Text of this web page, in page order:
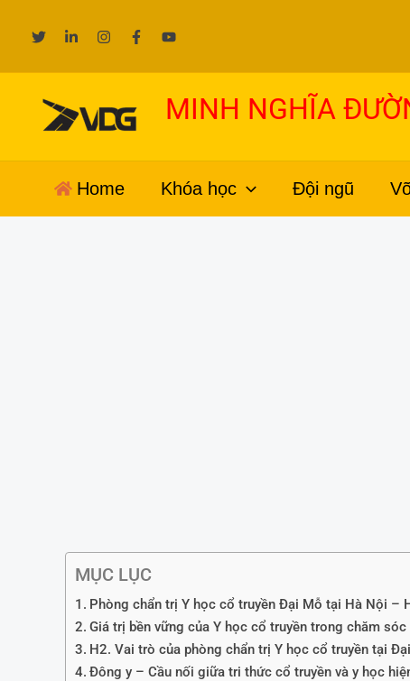
dung
MINH NGHĨA
Home Khóa học Đội ngũ
MỤC LỤC
Phòng chẩn trị Y học cổ truyền Đại Mỗ tại Hà Nội –
Giá trị bền vững của Y học cổ truyền trong chăm
H2. Vai trò của phòng chẩn trị Y học cổ truyền tại
Đông y – Cầu nối giữa tri thức cổ truyền và y học